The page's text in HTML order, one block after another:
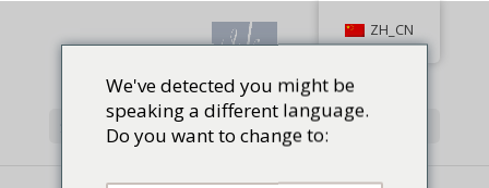
选择页面
ZH_CN
We've detected you might be
speaking a different language.
Do you want to change to: